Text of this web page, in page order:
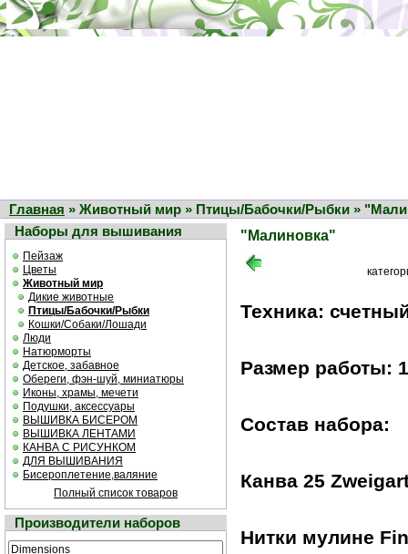
Главная » Животный мир » Птицы/Бабочки/Рыбки »
Наборы для вышивания
Пейзаж
Цветы
Животный мир
Дикие животные
Птицы/Бабочки/Рыбки
Кошки/Собаки/Лошади
Люди
Натюрморты
Детское, забавное
Обереги, фэн-шуй, миниатюры
Иконы, храмы, мечети
Подушки, аксессуары
ВЫШИВКА БИСЕРОМ
ВЫШИВКА ЛЕНТАМИ
КАНВА С РИСУНКОМ
ДЛЯ ВЫШИВАНИЯ
Бисероплетение,валяние
Полный список товаров
Производители наборов
"Малиновка"
Техника:
Размер работы:
Состав набора:
Канва 25
Нитки мулине